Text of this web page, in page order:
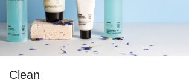
Clean